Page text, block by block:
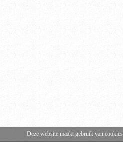
Deze website maakt gebruik van cookies.